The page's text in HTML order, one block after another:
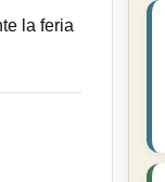
la feria